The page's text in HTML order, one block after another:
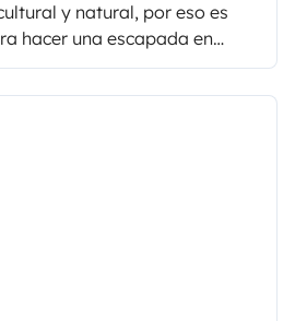
y natural, por eso es
hacer una escapada en
artículo, veremos los
y los alrededores, y te